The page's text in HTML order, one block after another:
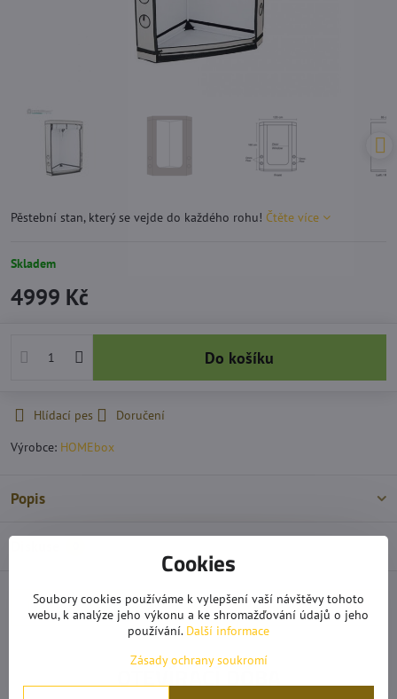
Pěstební stan, který se vejde do každého rohu! Čtěte více
Skladem
4999 Kč
Do košíku
Hlídací pes
Doručení
Výrobce: HOMEbox
Popis
Předchozí produkt Následující produkt
OTEVÍRACÍ DOBA
Cookies
Soubory cookies používáme k vylepšení vaší návštěvy tohoto
webu, k analýze jeho výkonu a ke shromažďování údajů o jeho
používání. Další informace
Zásady ochrany soukromí